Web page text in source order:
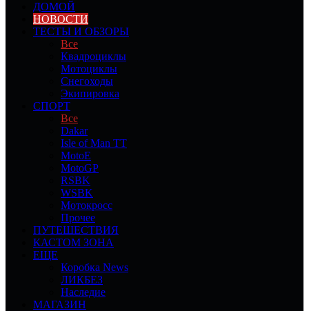
ДОМОЙ
НОВОСТИ
ТЕСТЫ И ОБЗОРЫ
Все
Квадроциклы
Мотоциклы
Снегоходы
Экипировка
СПОРТ
Все
Dakar
Isle of Man TT
MotoE
MotoGP
RSBK
WSBK
Мотокросс
Прочее
ПУТЕШЕСТВИЯ
КАСТОМ ЗОНА
ЕЩЕ
Коробка News
ЛИКБЕЗ
Наследие
МАГАЗИН